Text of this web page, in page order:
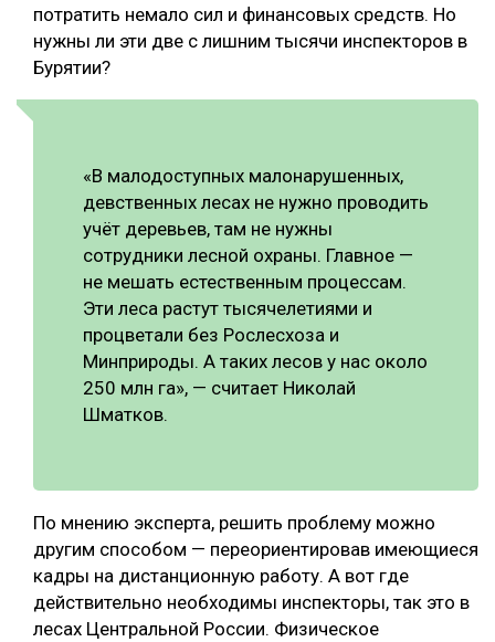
потратить немало сил и финансовых средств. Но
нужны ли эти две с лишним тысячи инспекторов в
Бурятии?
«В малодоступных малонарушенных,
девственных лесах не нужно проводить
учёт деревьев, там не нужны
сотрудники лесной охраны. Главное —
не мешать естественным процессам.
Эти леса растут тысячелетиями и
процветали без Рослесхоза и
Минприроды. А таких лесов у нас около
250 млн га», — считает Николай
Шматков.
По мнению эксперта, решить проблему можно
другим способом — переориентировав имеющиеся
кадры на дистанционную работу. А вот где
действительно необходимы инспекторы, так это в
лесах Центральной России. Физическое